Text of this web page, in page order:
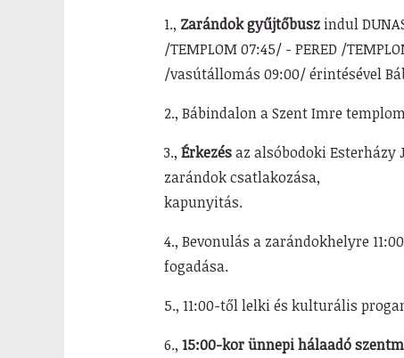
1., Zarándok gyűjtőbuszindul
/TEMPLOM 07:45/ - PERED /
/vasútállomás 09:00/
2., Bábindalon a Szent Imre
3., Érkezésaz alsóbodoki Esterházy
zarándok csatlakozása,
4., Bevonulás a zarándokhelyre
5., 11:00-től lelki és kulturális
6., 15:00-kor ünnepi hálaadó